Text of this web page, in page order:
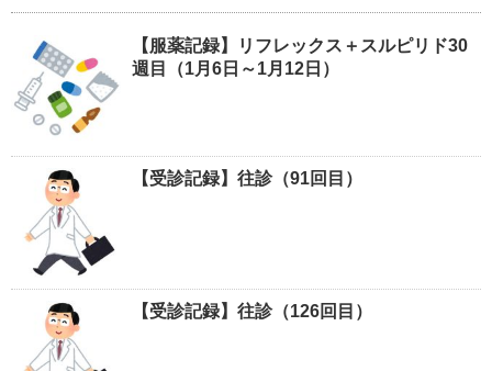
【服薬記録】リフレックス＋スルピリド30
週目（1月6日～1月12日）
【受診記録】往診（91回目）
【受診記録】往診（126回目）